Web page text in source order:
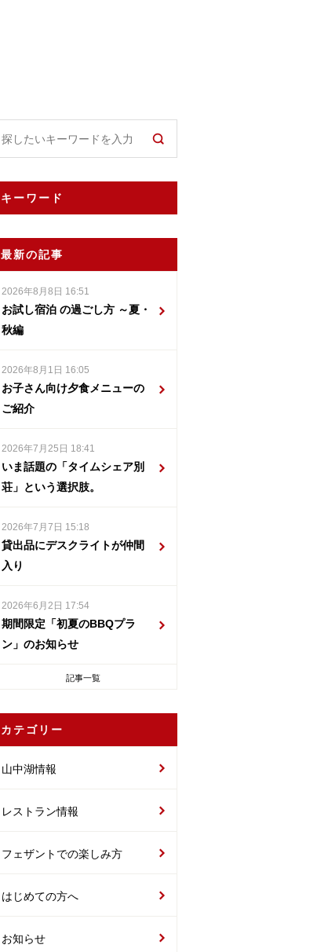
キーワード
最新の記事
2026年8月8日 16:51
お試し宿泊 の過ごし方 ～夏・
秋編
2026年8月1日 16:05
お子さん向け夕食メニューの
ご紹介
2026年7月25日 18:41
いま話題の「タイムシェア別
荘」という選択肢。
2026年7月7日 15:18
貸出品にデスクライトが仲間
入り
2026年6月2日 17:54
期間限定「初夏のBBQプラ
ン」のお知らせ
記事一覧
カテゴリー
山中湖情報
レストラン情報
フェザントでの楽しみ方
はじめての方へ
お知らせ